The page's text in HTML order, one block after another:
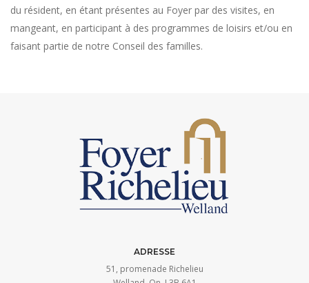
du résident, en étant présentes au Foyer par des visites, en
mangeant, en participant à des programmes de loisirs et/ou en
faisant partie de notre Conseil des familles.
ADRESSE
51, promenade Richelieu